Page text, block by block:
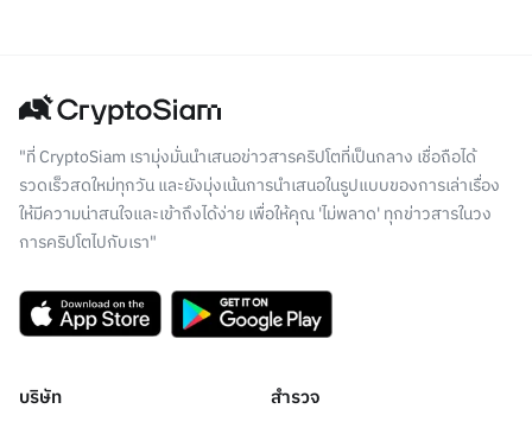
"ที่ CryptoSiam เรามุ่งมั่นนำเสนอข่าวสารคริปโตที่เป็นกลาง เชื่อถือได้
รวดเร็วสดใหม่ทุกวัน และยังมุ่งเน้นการนำเสนอในรูปแบบของการเล่าเรื่อง
ให้มีความน่าสนใจและเข้าถึงได้ง่าย เพื่อให้คุณ 'ไม่พลาด' ทุกข่าวสารในวง
การคริปโตไปกับเรา"
บริษัท สำรวจ